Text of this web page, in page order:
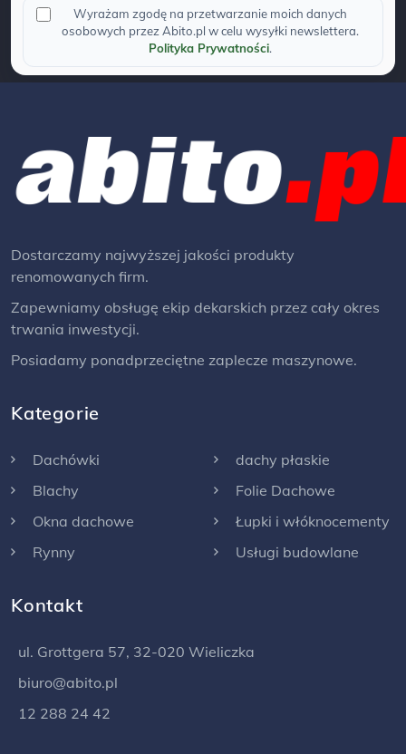
Wyrażam zgodę na przetwarzanie moich danych
osobowych przez Abito.pl w celu wysyłki newslettera.
Polityka Prywatności.
Dostarczamy najwyższej jakości produkty
renomowanych firm.
Zapewniamy obsługę ekip dekarskich przez cały okres
trwania inwestycji.
Posiadamy ponadprzeciętne zaplecze maszynowe.
Kategorie
Dachówki
Blachy
Okna dachowe
Rynny
dachy płaskie
Folie Dachowe
Łupki i włóknocementy
Usługi budowlane
Kontakt
ul. Grottgera 57, 32-020 Wieliczka
biuro@abito.pl
12 288 24 42